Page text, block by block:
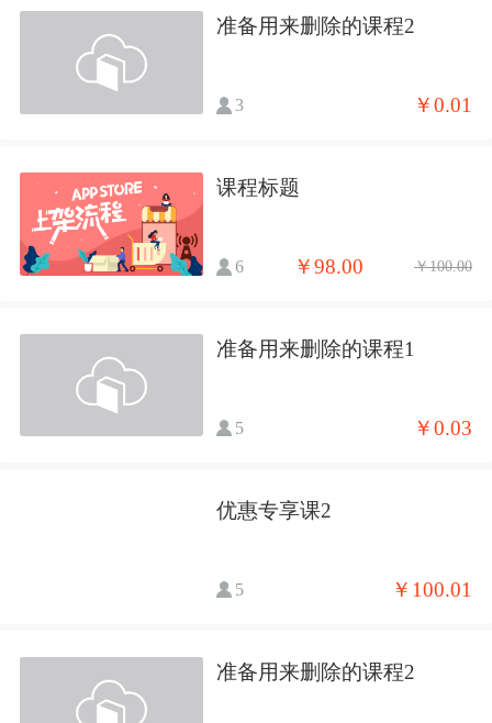
准备用来删除的课程2
3 ￥0.01
课程标题
6 ￥98.00 ￥100.00
准备用来删除的课程1
5 ￥0.03
优惠专享课2
5 ￥100.01
准备用来删除的课程2